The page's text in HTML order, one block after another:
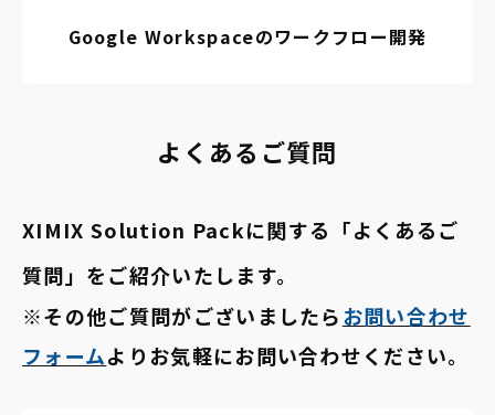
Google Workspaceのワークフロー開発
よくあるご質問
XIMIX Solution Packに関する「よくあるご
質問」をご紹介いたします。
※その他ご質問がございましたらお問い合わせ
フォームよりお気軽にお問い合わせください。